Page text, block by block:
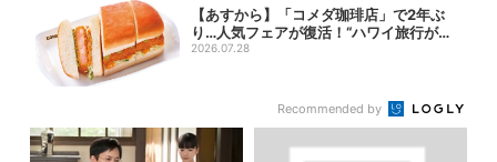
【あすから】「コメダ珈琲店」で2年ぶ
り…人気フェアが復活！“ハワイ旅行が当
たる”...
2026.07.28
Recommended by